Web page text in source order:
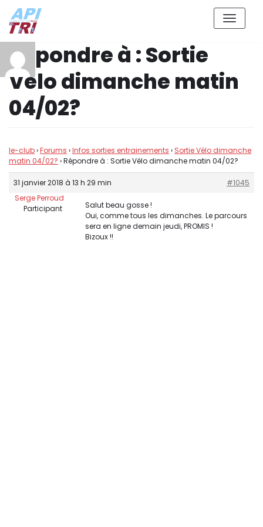
Aller
contenu
Répondre à : Sortie
Vélo dimanche matin
04/02?
le-club›Forums ›Infos sorties entrainements › Sortie Vélo dimanche
matin 04/02? ›Répondre à : Sortie Vélo dimanche matin 04/02?
31 janvier 2018 à 13 h 29 min
#1045
Serge Perroud
Participant
Salut beau gosse !
Oui, comme tous les dimanches. Le parcours
sera en ligne demain jeudi, PROMIS !
Bizoux !!